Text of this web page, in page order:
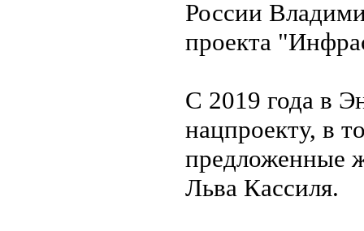
России
проекта
С 2019 года в
нацпроекту, в
предложенные
Льва Кассиля.